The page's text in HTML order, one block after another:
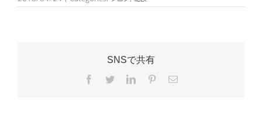
SNSで共有
Facebook
TwitterLinkedInPinterest
電